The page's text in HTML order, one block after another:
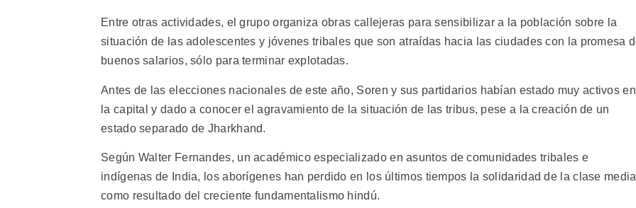
Entre otras actividades, el grupo organiza obras callejeras para sensibilizar a la población sobre la
situación de las adolescentes y jóvenes tribales que son atraídas hacia las ciudades con la promesa
buenos salarios, sólo para terminar explotadas.
Antes de las elecciones nacionales de este año, Soren y sus partidarios habían estado muy activos en
la capital y dado a conocer el agravamiento de la situación de las tribus, pese a la creación de un
estado separado de Jharkhand.
Según Walter Fernandes, un académico especializado en asuntos de comunidades tribales e
indígenas de India, los aborígenes han perdido en los últimos tiempos la solidaridad de la clase
como resultado del creciente fundamentalismo hindú.